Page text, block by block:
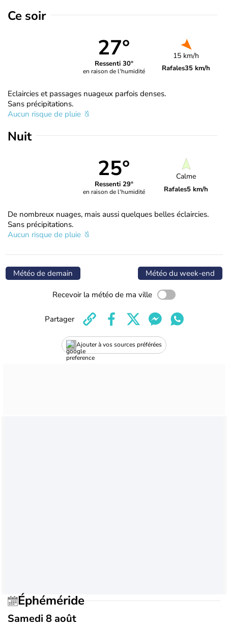
Ce soir
27°
Ressenti 30°
en raison de l'humidité
15 km/h
Rafales35 km/h
Eclaircies et passages nuageux parfois denses.
Sans précipitations.
Aucun risque de pluie
Nuit
25°
Ressenti 29°
en raison de l'humidité
Calme
Rafales5 km/h
De nombreux nuages, mais aussi quelques belles éclaircies.
Sans précipitations.
Aucun risque de pluie
Météo de demain Météo du week-end
Recevoir la météo de ma ville
Ajouter à vos sources préférées
Partager
Éphéméride
Samedi 8 août